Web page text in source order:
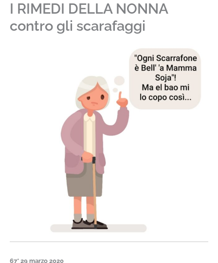
I RIMEDI DELLA NONNA
contro gli scarafaggi
67* 29 marzo 2020